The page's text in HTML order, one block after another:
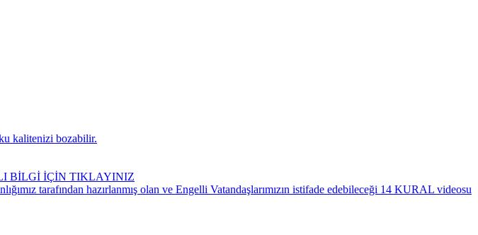
kalitenizi bozabilir.
BİLGİ İÇİN TIKLAYINIZ
tarafından hazırlanmış olan ve Engelli Vatandaşlarımızın istifade edebileceği 14 KURAL videosu